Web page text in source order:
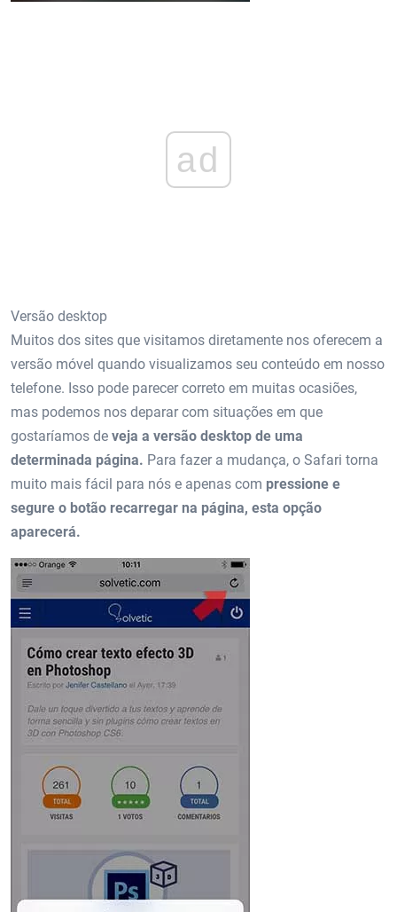
ad
Versão desktop
Muitos dos sites que visitamos diretamente nos oferecem a
versão móvel quando visualizamos seu conteúdo em nosso
telefone. Isso pode parecer correto em muitas ocasiões,
mas podemos nos deparar com situações em que
gostaríamos de veja a versão desktop de uma
determinada página. Para fazer a mudança, o Safari torna
muito mais fácil para nós e apenas com pressione e
segure o botão recarregar na página, esta opção
aparecerá.